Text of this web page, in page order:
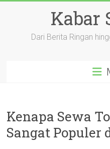
Kabar
Dari Berita Ringan
Kenapa Sewa
Sangat Populer